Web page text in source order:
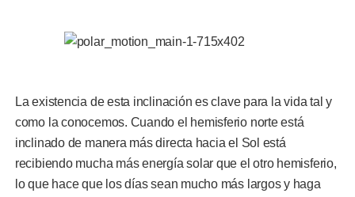
La existencia de esta inclinación es clave para la vida tal y
como la conocemos. Cuando el hemisferio norte está
inclinado de manera más directa hacia el Sol está
recibiendo mucha más energía solar que el otro hemisferio,
lo que hace que los días sean mucho más largos y haga